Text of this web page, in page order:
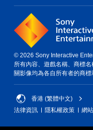
© 2026 Sony Interactive
所有內容、遊戲名稱、商標
關影像均為各自所有者的商標
香港 (繁體中文)
法律資訊
隱私權政策 網